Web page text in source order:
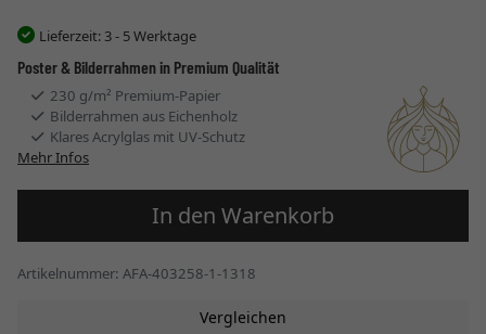
Lieferzeit: 3 - 5 Werktage
Poster & Bilderrahmen in Premium Qualität
230 g/m² Premium-Papier
Bilderrahmen aus Eichenholz
Klares Acrylglas mit UV-Schutz
Mehr Infos
In den Warenkorb
Artikelnummer: AFA-403258-1-1318
Vergleichen